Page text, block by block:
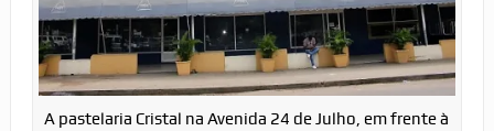
A pastelaria Cristal na Avenida 24 de Julho, em frente à